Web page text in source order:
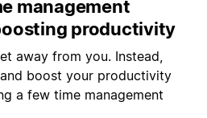
management
productivity
away from you. Instead,
boost your productivity
a few time management